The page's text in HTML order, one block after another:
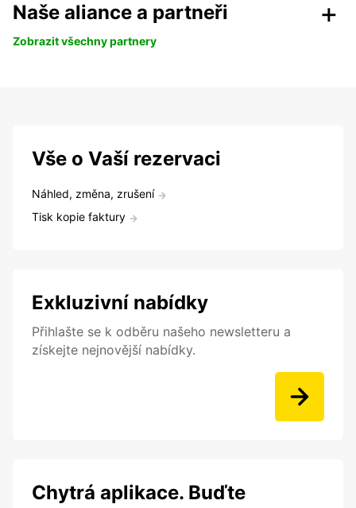
Naše aliance a partneři
Zobrazit všechny partnery
Vše o Vaší rezervaci
Náhled, změna, zrušení
Tisk kopie faktury
Exkluzivní nabídky
Přihlašte se k odběru našeho newsletteru a
získejte nejnovější nabídky.
Chytrá aplikace. Buďte